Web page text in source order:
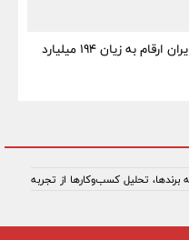
چرا رشد ۳۵ درصدی درآمد شرکت ایران ارقام به زیان ۱۹۴ میلیارد
تحلیل کسب‌وکارها از تجربه